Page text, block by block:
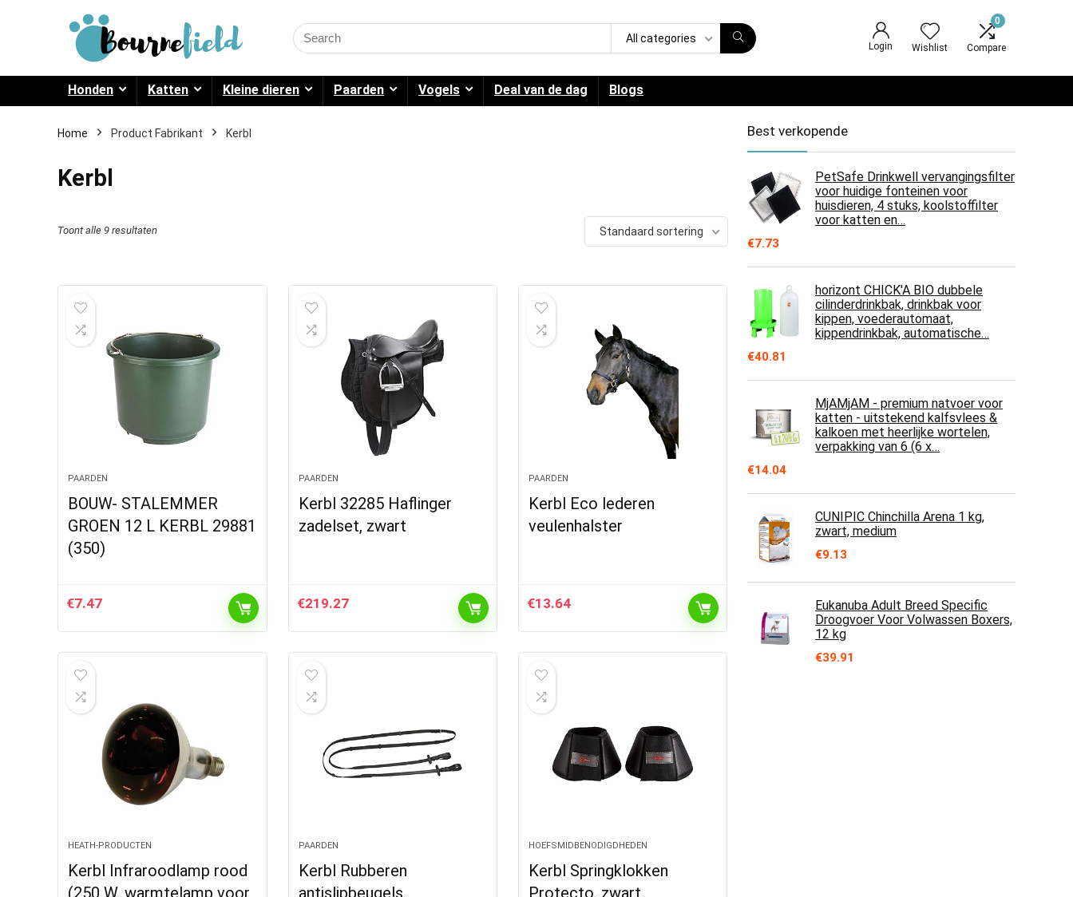
Search
for:
All categories
Login Wishlist
0
Compare
Honden Katten Kleine dieren Paarden Vogels Deal van de dag Blogs
Home Product Fabrikant Kerbl
Kerbl
Toont alle 9 resultaten Standaard sortering
PAARDEN
BOUW- STALEMMER
GROEN 12 L KERBL 29881
(350)
€7.47
PAARDEN
Kerbl 32285 Haflinger
zadelset, zwart
€219.27
PAARDEN
Kerbl Eco lederen
veulenhalster
€13.64
HEATH-PRODUCTEN
Kerbl Infraroodlamp rood
(250 W, warmtelamp voor
PAARDEN
Kerbl Rubberen
antislipbeugels.
HOEFSMIDBENODIGDHEDEN
Kerbl Springklokken
Protecto, zwart,
Best verkopende
PetSafe Drinkwell vervangingsfilter
voor huidige fonteinen voor
huisdieren, 4 stuks, koolstoffilter
voor katten en…
€7.73
horizont CHICK'A BIO dubbele
cilinderdrinkbak, drinkbak voor
kippen, voederautomaat,
kippendrinkbak, automatische…
€40.81
MjAMjAM - premium natvoer voor
katten - uitstekend kalfsvlees &
kalkoen met heerlijke wortelen,
verpakking van 6 (6 x…
€14.04
CUNIPIC Chinchilla Arena 1 kg,
zwart, medium
€9.13
Eukanuba Adult Breed Specific
Droogvoer Voor Volwassen Boxers,
12 kg
€39.91